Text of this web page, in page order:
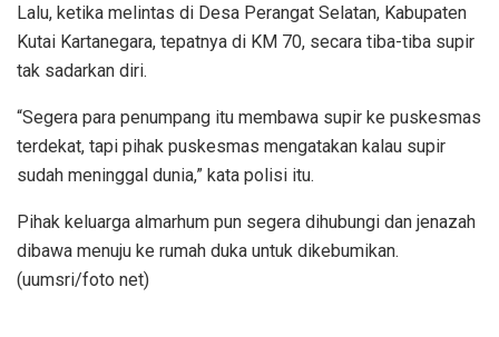
Lalu, ketika melintas di Desa Perangat Selatan, Kabupaten
Kutai Kartanegara, tepatnya di KM 70, secara tiba-tiba supir
tak sadarkan diri.
“Segera para penumpang itu membawa supir ke puskesmas
terdekat, tapi pihak puskesmas mengatakan kalau supir
sudah meninggal dunia,” kata polisi itu.
Pihak keluarga almarhum pun segera dihubungi dan jenazah
dibawa menuju ke rumah duka untuk dikebumikan.
(uumsri/foto net)